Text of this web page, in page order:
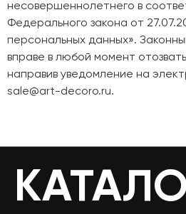
несовершеннолетнего в
Федерального закона от
персональных данных».
вправе в любой момент
направив уведомление на
sale@art-decoro.ru.